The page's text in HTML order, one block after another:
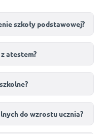
szkoły podstawowej?
atestem?
do wzrostu ucznia?